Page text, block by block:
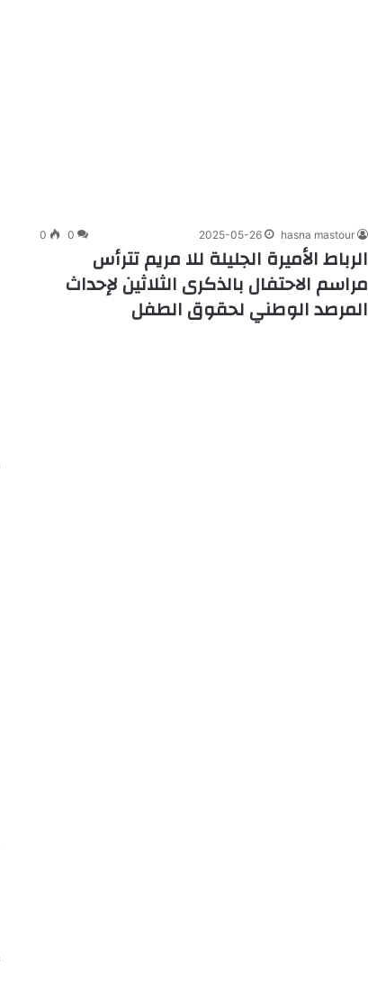
hasna mastour
2025-05-26
0
0
الرباط الأميرة الجليلة للا مريم تترأس
مراسم الاحتفال بالذكرى الثلاثين لإحداث
المرصد الوطني لحقوق الطفل